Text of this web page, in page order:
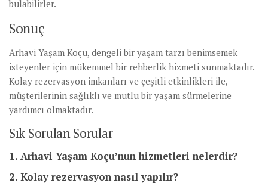
bulabilirler.
Sonuç
Arhavi Yaşam Koçu, dengeli bir yaşam tarzı benimsemek
isteyenler için mükemmel bir rehberlik hizmeti sunmaktadır.
Kolay rezervasyon imkanları ve çeşitli etkinlikleri ile,
müşterilerinin sağlıklı ve mutlu bir yaşam sürmelerine
yardımcı olmaktadır.
Sık Sorulan Sorular
1. Arhavi Yaşam Koçu’nun hizmetleri nelerdir?
2. Kolay rezervasyon nasıl yapılır?